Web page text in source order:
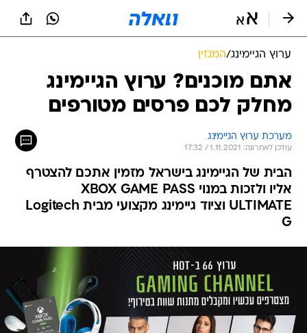
ערוץ הגיימינג/המגזין
אתם מוכנים? ערוץ הגיימינג
מחלק לכם פרסים מטורפים
מערכת ערוץ הגיימינג
עודכן לאחרונה: 1.11.2021 / 17:32
הבית של הגיימינג בישראל מזמין אתכם להצטרף
אליו ולזכות במנוי XBOX GAME PASS
ULTIMATE וציוד גיימינג מקצועי מבית Logitech
G